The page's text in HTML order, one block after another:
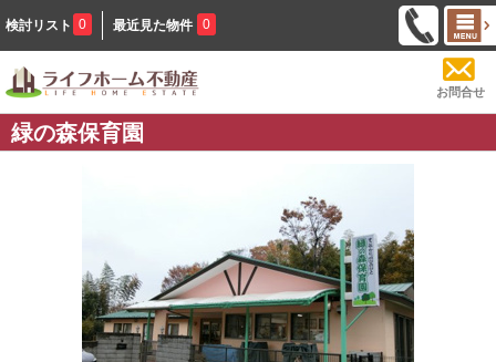
検討リスト 0 最近見た物件 0
お問合せ
緑の森保育園